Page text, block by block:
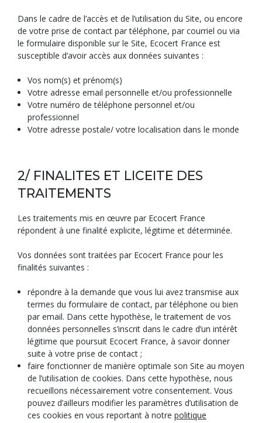
Dans le cadre de l’accès et de l’utilisation du Site, ou encore
de votre prise de contact par téléphone, par courriel ou via
le formulaire disponible sur le Site, Ecocert France est
susceptible d’avoir accès aux données suivantes :
Vos nom(s) et prénom(s)
Votre adresse email personnelle et/ou professionnelle
Votre numéro de téléphone personnel et/ou
professionnel
Votre adresse postale/ votre localisation dans le monde
2/ FINALITES ET LICEITE DES
TRAITEMENTS
Les traitements mis en œuvre par Ecocert France
répondent à une finalité explicite, légitime et déterminée.
Vos données sont traitées par Ecocert France pour les
finalités suivantes :
répondre à la demande que vous lui avez transmise aux
termes du formulaire de contact, par téléphone ou bien
par email. Dans cette hypothèse, le traitement de vos
données personnelles s’inscrit dans le cadre d’un intérêt
légitime que poursuit Ecocert France, à savoir donner
suite à votre prise de contact ;
faire fonctionner de manière optimale son Site au moyen
de l’utilisation de cookies. Dans cette hypothèse, nous
recueillons nécessairement votre consentement. Vous
pouvez d’ailleurs modifier les paramètres d’utilisation de
ces cookies en vous reportant à notre politique